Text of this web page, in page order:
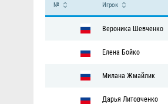
№ Игрок
Вероника Шевченко
Елена Бойко
Милана Жмайлик
Дарья Литовченко